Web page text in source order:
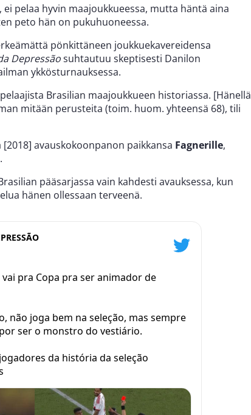
ei pelaa hyvin maajoukkueessa, mutta häntä aina
peto hän on pukuhuoneessa.
pönkittäneen joukkuekavereidensa
Depressãosuhtautuu skeptisesti Danilon
ykkösturnauksessa.
Brasilian maajoukkueen historiassa. [Hänellä
mitään perusteita (toim. huom. yhteensä 68), tili
avauskokoonpanon paikkansa Fagnerille,
pääsarjassa vain kahdesti avauksessa, kun
hänen ollessaan terveenä.
pra Copa pra ser animador de
não joga bem na seleção, mas sempre
ser o monstro do vestiário.
da história da seleção